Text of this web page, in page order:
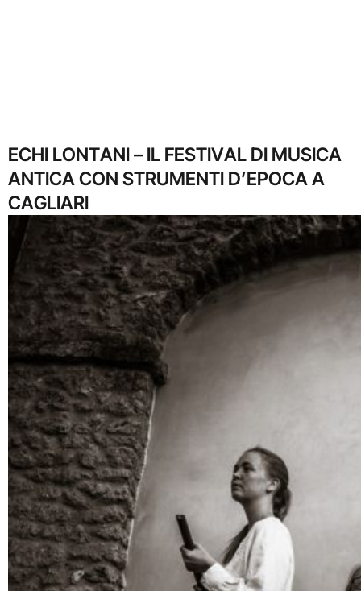
ECHI LONTANI – IL FESTIVAL DI MUSICA
ANTICA CON STRUMENTI D’EPOCA A
CAGLIARI